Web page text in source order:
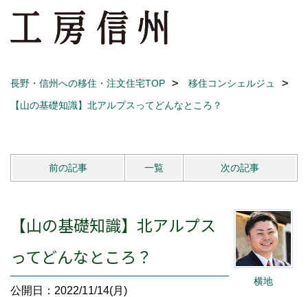
長野・信州への移住・注文住宅TOP
移住コンシェルジュ
【山の基礎知識】北アルプスってどんなところ？
前の記事 一覧 次の記事
横地
【山の基礎知識】北アルプス
ってどんなところ？
公開日：2022/11/14(月)